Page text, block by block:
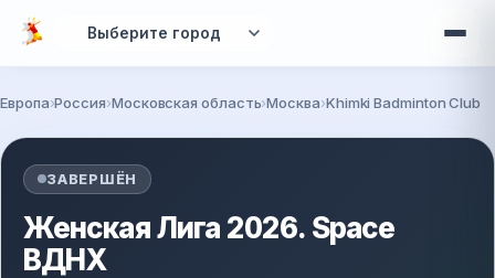
Перейти к основному содержанию
Вы здесь
Европа Россия Московская область Москва Khimki Badminton Club
ЗАВЕРШЁН
Женская Лига 2026. Space
ВДНХ